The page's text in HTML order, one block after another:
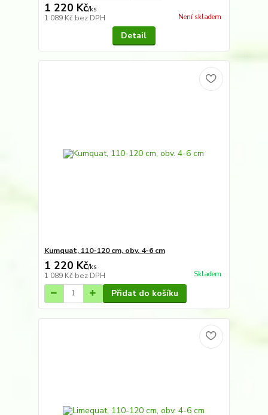
1 220 Kč/ks
1 089 Kč bez DPH Není skladem
Detail
Kumquat, 110-120 cm, obv. 4-6 cm
1 220 Kč/ks
1 089 Kč bez DPH Skladem
Přidat do košíku